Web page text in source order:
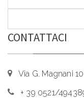
CONTATTACI
Via G. Magnani
+ 39 0521/